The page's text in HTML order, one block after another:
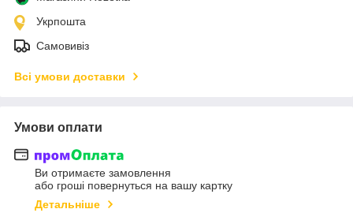
Укрпошта
Самовивіз
Всі умови доставки
Умови оплати
Ви отримаєте замовлення
або гроші повернуться на вашу картку
Детальніше